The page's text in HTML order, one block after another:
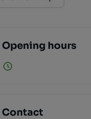
Opening hours
Contact